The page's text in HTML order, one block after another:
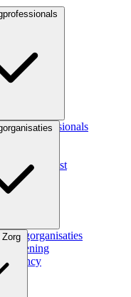
zorgprofessionals
specialist
zorgorganisaties